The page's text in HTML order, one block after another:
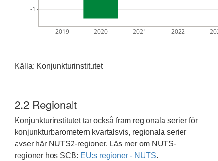
2019 2020 2021 2022
-1
Källa: Konjunkturinstitutet
2.2 Regionalt
Konjunkturinstitutet tar också fram regionala serier för
konjunkturbarometern kvartalsvis, regionala serier
avser här NUTS2-regioner. Läs mer om NUTS-
regioner hos SCB: EU:s regioner - NUTS.